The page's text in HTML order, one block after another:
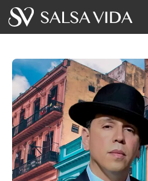
Veranstaltungen
Nachrichten
Artikel
Videos